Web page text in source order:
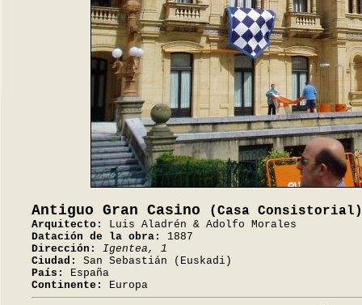
Antiguo Gran Casino (Casa Consistorial)
Arquitecto:
Luis Aladrén & Adolfo Morales
Datación de la obra:
1887
Dirección:
Igentea, 1
Ciudad:
San Sebastián (Euskadi)
País:
España
Continente:
Europa